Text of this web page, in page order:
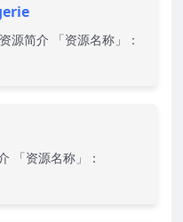
简介 「资源名称」：
「资源名称」：